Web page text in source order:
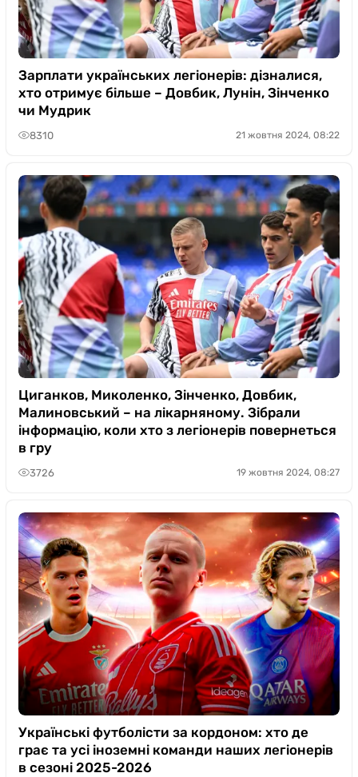
Зарплати українських легіонерів: дізналися,
хто отримує більше – Довбик, Лунін, Зінченко
чи Мудрик
8310 21 жовтня 2024, 08:22
Циганков, Миколенко, Зінченко, Довбик,
Малиновський – на лікарняному. Зібрали
інформацію, коли хто з легіонерів повернеться
в гру
3726 19 жовтня 2024, 08:27
Українські футболісти за кордоном: хто де
грає та усі іноземні команди наших легіонерів
в сезоні 2025-2026